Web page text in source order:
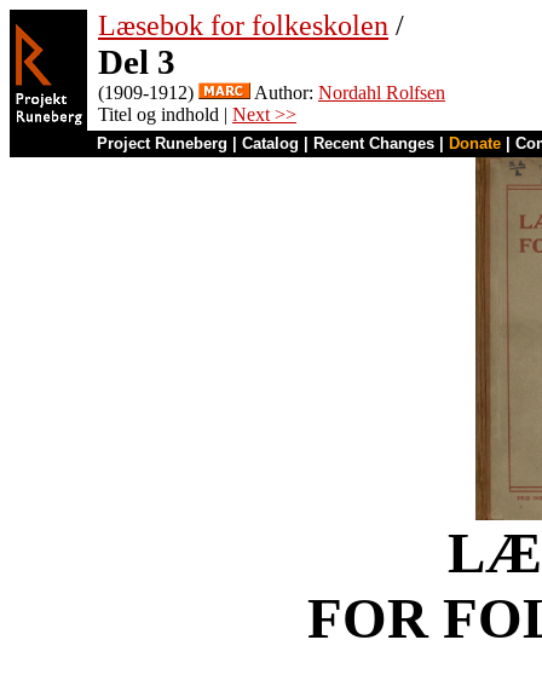
Læsebok for folkeskolen /
Del 3
(1909-1912) Author: Nordahl Rolfsen
Titel og indhold | Next >>
Project Runeberg Catalog Recent Changes Donate
FOR